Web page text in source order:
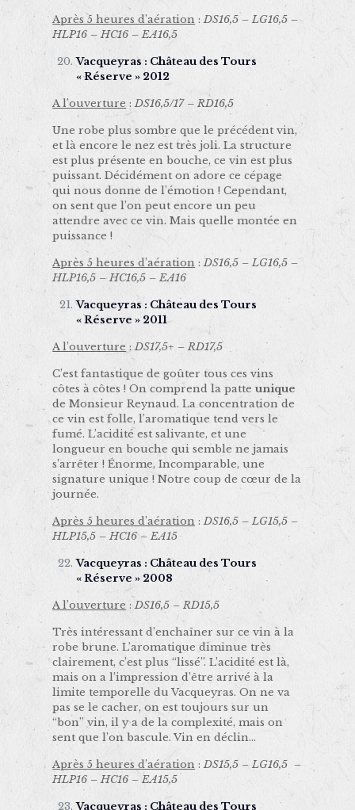
Après 5 heures d’aération :DS16,5 – LG16,5 –
HLP16 – HC16 – EA16,5
Vacqueyras : Château des Tours
« Réserve » 2012
A l’ouverture :DS16,5/17 – RD16,5
Une robe plus sombre que le précédent vin,
et là encore le nez est très joli. La structure
est plus présente en bouche, ce vin est plus
puissant. Décidément on adore ce cépage
qui nous donne de l’émotion ! Cependant,
on sent que l’on peut encore un peu
attendre avec ce vin. Mais quelle montée en
puissance !
Après 5 heures d’aération :DS16,5 – LG16,5 –
HLP16,5 – HC16,5 – EA16
Vacqueyras : Château des Tours
« Réserve » 2011
A l’ouverture :DS17,5+ – RD17,5
C’est fantastique de goûter tous ces vins
côtes à côtes ! On comprend la patteunique
de Monsieur Reynaud. La concentration de
ce vin est folle, l’aromatique tend vers le
fumé. L’acidité est salivante, et une
longueur en bouche qui semble ne jamais
s’arrêter ! Énorme, Incomparable, une
signature unique ! Notre coup de cœur de la
journée.
Après 5 heures d’aération :DS16,5 – LG15,5 –
HLP15,5 – HC16 – EA15
Vacqueyras : Château des Tours
« Réserve » 2008
A l’ouverture :DS16,5 – RD15,5
Très intéressant d’enchaîner sur ce vin à la
robe brune. L’aromatique diminue très
clairement, c’est plus “lissé”. L’acidité est là,
mais on a l’impression d’être arrivé à la
limite temporelle du Vacqueyras. On ne va
pas se le cacher, on est toujours sur un
“bon” vin, il y a de la complexité, mais on
sent que l’on bascule. Vin en déclin…
Après 5 heures d’aération :DS15,5 – LG16,5 –
HLP16 – HC16 – EA15,5
Vacqueyras : Château des Tours